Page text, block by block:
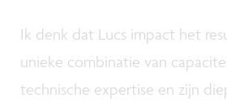
Ik denk dat Lucs impact het
unieke combinatie van
technische expertise en zijn